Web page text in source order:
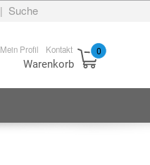
| Suche
Mein Profil Kontakt
Warenkorb
0